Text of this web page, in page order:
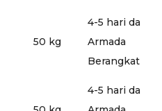
50 kg
4-5 hari dari
Armada
Berangkat
4-5 hari dari